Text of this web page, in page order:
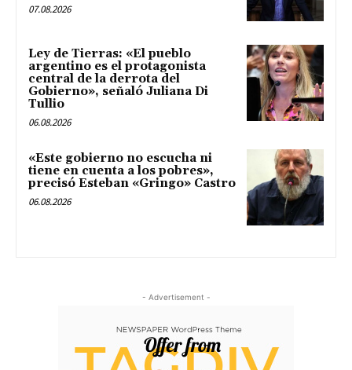
07.08.2026
Ley de Tierras: «El pueblo
argentino es el protagonista
central de la derrota del
Gobierno», señaló Juliana Di
Tullio
06.08.2026
«Este gobierno no escucha ni
tiene en cuenta a los pobres»,
precisó Esteban «Gringo» Castro
06.08.2026
- Advertisement -